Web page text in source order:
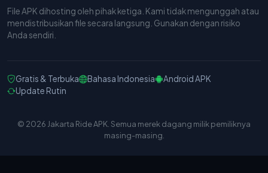
File APK dihosting oleh pihak ketiga. Kami tidak mengunggah atau
mendistribusikan file secara langsung. Gunakan dengan risiko
Anda sendiri.
Gratis & Terbuka Bahasa Indonesia
Android APK
Update Rutin
© 2026 Jakarta Ride APK. Semua merek dagang milik pemiliknya
masing-masing.